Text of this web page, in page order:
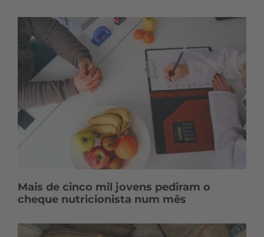
Mais de cinco mil jovens pediram o
cheque nutricionista num mês